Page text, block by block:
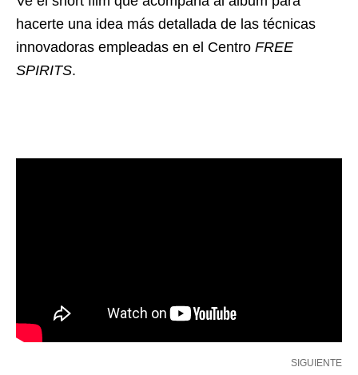
hacerte una idea más detallada de las técnicas
innovadoras empleadas en el Centro FREE
SPIRITS.
SIGUIENTE